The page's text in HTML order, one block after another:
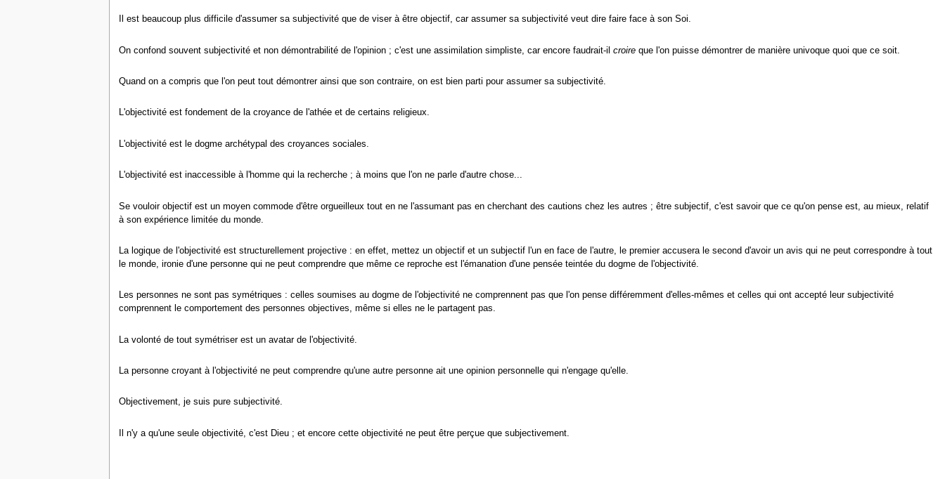
Il est beaucoup plus difficile d'assumer sa subjectivité que de viser à être objectif, car assumer sa subjectivité veut dire faire face à son Soi.
On confond souvent subjectivité et non démontrabilité de l'opinion ; c'est une assimilation simpliste, car encore faudrait-il croireque l'on puisse démontrer de manière univoque quoi que ce soit.
Quand on a compris que l'on peut tout démontrer ainsi que son contraire, on est bien parti pour assumer sa subjectivité.
L'objectivité est fondement de la croyance de l'athée et de certains religieux.
L'objectivité est le dogme archétypal des croyances sociales.
L'objectivité est inaccessible à l'homme qui la recherche ; à moins que l'on ne parle d'autre chose...
Se vouloir objectif est un moyen commode d'être orgueilleux tout en ne l'assumant pas en cherchant des cautions chez les autres ; être subjectif, c'est savoir que ce qu'on pense est, au mieux, relatif
à son expérience limitée du monde.
La logique de l'objectivité est structurellement projective : en effet, mettez un objectif et un subjectif l'un en face de l'autre, le premier accusera le second d'avoir un avis qui ne peut correspondre à tout
le monde, ironie d'une personne qui ne peut comprendre que même ce reproche est l'émanation d'une pensée teintée du dogme de l'objectivité.
Les personnes ne sont pas symétriques : celles soumises au dogme de l'objectivité ne comprennent pas que l'on pense différemment d'elles-mêmes et celles qui ont accepté leur subjectivité
comprennent le comportement des personnes objectives, même si elles ne le partagent pas.
La volonté de tout symétriser est un avatar de l'objectivité.
La personne croyant à l'objectivité ne peut comprendre qu'une autre personne ait une opinion personnelle qui n'engage qu'elle.
Objectivement, je suis pure subjectivité.
Il n'y a qu'une seule objectivité, c'est Dieu ; et encore cette objectivité ne peut être perçue que subjectivement.